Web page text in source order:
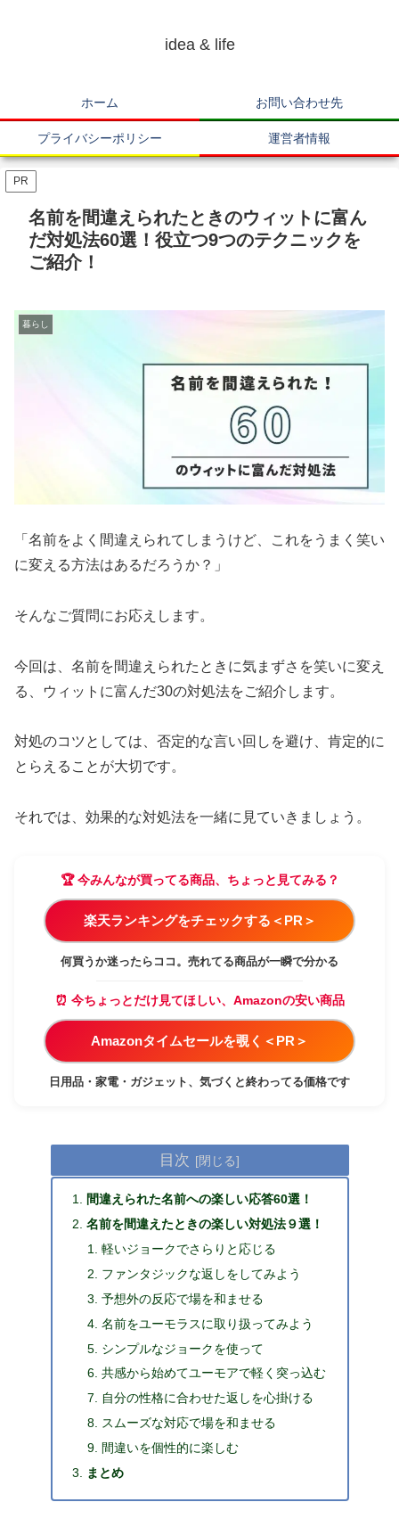
idea & life
ホーム お問い合わせ先
プライバシーポリシー 運営者情報
PR
名前を間違えられたときのウィットに富ん
だ対処法60選！役立つ9つのテクニックを
ご紹介！
暮らし
「名前をよく間違えられてしまうけど、これをうまく笑い
に変える方法はあるだろうか？」
そんなご質問にお応えします。
今回は、名前を間違えられたときに気まずさを笑いに変え
る、ウィットに富んだ30の対処法をご紹介します。
対処のコツとしては、否定的な言い回しを避け、肯定的に
とらえることが大切です。
それでは、効果的な対処法を一緒に見ていきましょう。
🏆 今みんなが買ってる商品、ちょっと見てみる？
楽天ランキングをチェックする＜PR＞
何買うか迷ったらココ。売れてる商品が一瞬で分かる
⏰ 今ちょっとだけ見てほしい、Amazonの安い商品
Amazonタイムセールを覗く＜PR＞
日用品・家電・ガジェット、気づくと終わってる価格です
目次
間違えられた名前への楽しい応答60選！
名前を間違えたときの楽しい対処法９選！
軽いジョークでさらりと応じる
ファンタジックな返しをしてみよう
予想外の反応で場を和ませる
名前をユーモラスに取り扱ってみよう
シンプルなジョークを使って
共感から始めてユーモアで軽く突っ込む
自分の性格に合わせた返しを心掛ける
スムーズな対応で場を和ませる
間違いを個性的に楽しむ
まとめ